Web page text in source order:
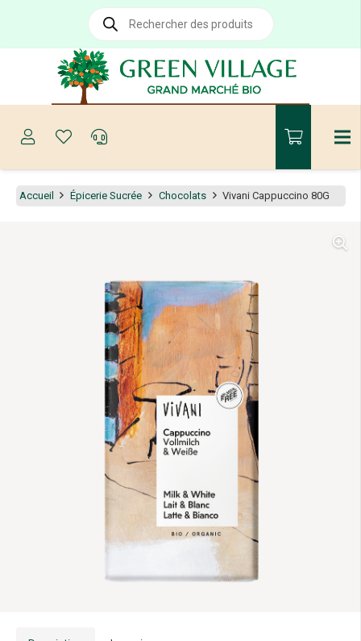
Recherche
produits
Accueil Épicerie Sucrée Chocolats Vivani Cappuccino 80G